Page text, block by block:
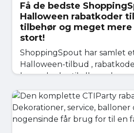
Få de bedste
Halloween rabatkoder
tilbehør og meget mere
stort!
ShoppingSpout har samlet
Halloween-tilbud ,
kuponkoder til alle mul...
oktober 20, 2025
Læs mere